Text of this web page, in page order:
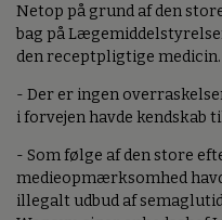
Netop på grund af den
bag på
den receptpligtige medicin.
- Der er ingen
i forvejen havde kendskab
- Som følge af den store
medieopmærksomhed
illegalt udbud af